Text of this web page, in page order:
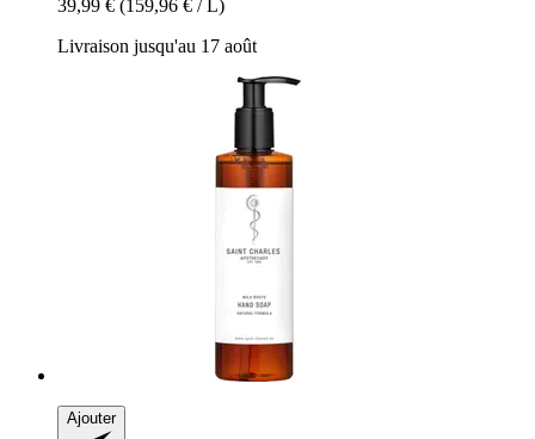
39,99 € (159,96 € / L)
Livraison jusqu'au 17 août
Ajouter